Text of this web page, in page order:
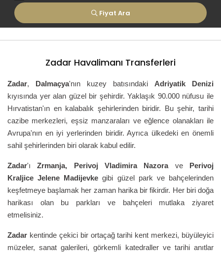
Fiyat Ara
Zadar Havalimanı Transferleri
Zadar, Dalmaçya'nın kuzey batısındaki Adriyatik Denizi
kıyısında yer alan güzel bir şehirdir. Yaklaşık 90.000 nüfusu ile
Hırvatistan'ın en kalabalık şehirlerinden biridir. Bu şehir, tarihi
cazibe merkezleri, eşsiz manzaraları ve eğlence olanakları ile
Avrupa'nın en iyi yerlerinden biridir. Ayrıca ülkedeki en önemli
sahil şehirlerinden biri olarak kabul edilir.
Zadar'ıZrmanja, Perivoj Vladimira Nazorave Perivoj
Kraljice Jelene Madijevke gibi güzel park ve bahçelerinden
keşfetmeye başlamak her zaman harika bir fikirdir. Her biri doğa
harikası olan bu parkları ve bahçeleri mutlaka ziyaret
etmelisiniz.
Zadar kentinde çekici bir ortaçağ tarihi kent merkezi, büyüleyici
müzeler, sanat galerileri, görkemli katedraller ve tarihi anıtlar